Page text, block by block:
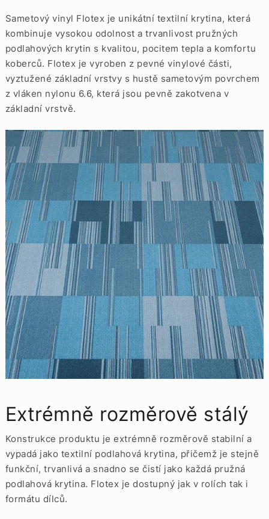
Sametový vinyl Flotex je unikátní textilní krytina, která
kombinuje vysokou odolnost a trvanlivost pružných
podlahových krytin s kvalitou, pocitem tepla a komfortu
koberců. Flotex je vyroben z pevné vinylové části,
vyztužené základní vrstvy s hustě sametovým povrchem
z vláken nylonu 6.6, která jsou pevně zakotvena v
základní vrstvě.
Extrémně rozměrově stálý
Konstrukce produktu je extrémně rozměrově stabilní a
vypadá jako textilní podlahová krytina, přičemž je stejně
funkční, trvanlivá a snadno se čistí jako každá pružná
podlahová krytina. Flotex je dostupný jak v rolích tak i
formátu dílců.